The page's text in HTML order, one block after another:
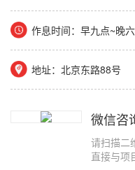
作息时间：早九点~晚
地址：北京东路88号
微信咨
请扫描二
直接与项